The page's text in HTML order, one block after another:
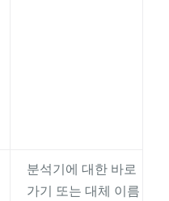
분석기에 대한 바로
가기 또는 대체 이름